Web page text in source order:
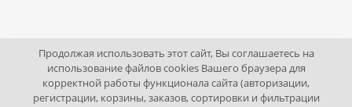
2009 - 2026 © Промышленное оборудование Интернет
портал.
Продолжая использовать этот сайт, Вы соглашаетесь на
использование файлов cookies Вашего браузера для
корректной работы функционала сайта (авторизации,
регистрации, корзины, заказов, сортировки и фильтрации